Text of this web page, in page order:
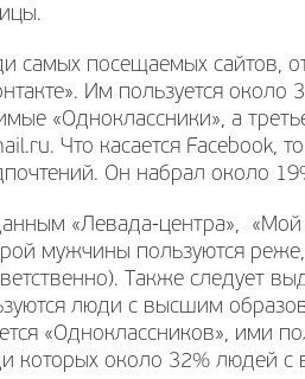
самых посещаемых сайтов,
Им пользуется
«Одноклассники», а
Что касается Facebook,
Он набрал около
«Левада-центра», «Мой
мужчины пользуются
Также следует
люди с высшим
«Одноклассников», ими
которых около 32% людей